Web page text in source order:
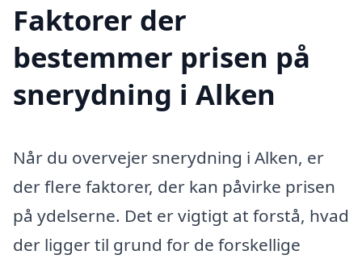
Faktorer der
bestemmer prisen på
snerydning i Alken
Når du overvejer snerydning i Alken, er
der flere faktorer, der kan påvirke prisen
på ydelserne. Det er vigtigt at forstå, hvad
der ligger til grund for de forskellige